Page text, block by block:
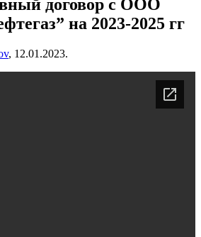
договор с ООО
на 2023-2025 гг
, 12.01.2023.